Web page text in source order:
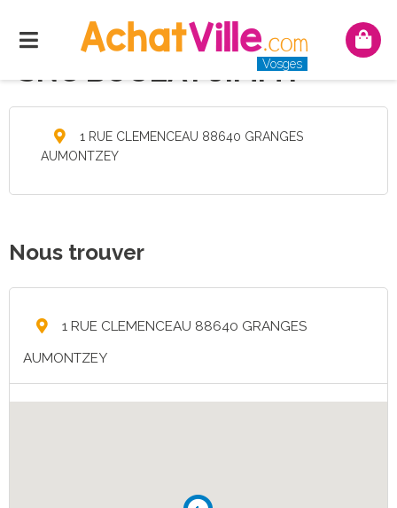
Menu
Vosges
Mon
SNC BOULAY JIMMY
1 RUE CLEMENCEAU 88640 GRANGES
AUMONTZEY
Nous trouver
1 RUE CLEMENCEAU 88640 GRANGES
AUMONTZEY